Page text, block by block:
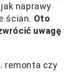
naprawy
ścian. Oto
uwagę
remonta czy